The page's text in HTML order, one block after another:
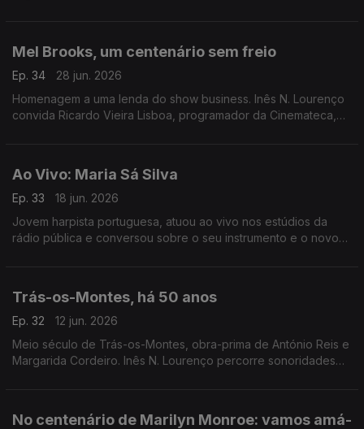
Mel Brooks, um centenário sem freio
Ep. 34
28 jun. 2026
Homenagem a uma lenda do show business. Inês N. Lourenço
convida Ricardo Vieira Lisboa, programador da Cinemateca,
Ao Vivo: Maria Sá Silva
Ep. 33
18 jun. 2026
Jovem harpista portuguesa, atuou ao vivo nos estúdios da
rádio pública e conversou sobre o seu instrumento e o novo
Trás-os-Montes, há 50 anos
Ep. 32
12 jun. 2026
Meio século de Trás-os-Montes, obra-prima de António Reis e
Margarida Cordeiro. Inês N. Lourenço percorre sonoridades
No centenário de Marilyn Monroe: vamos amá-